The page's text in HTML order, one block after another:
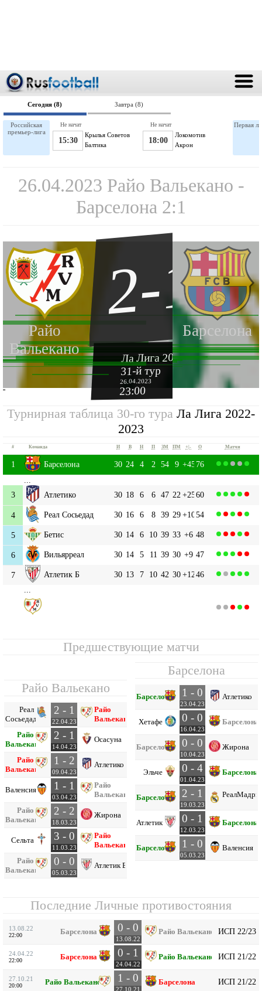
Сегодня (8) Завтра (8)
Российская
премьер-лига
Крылья Советов
15:30 Балтика
Не начат
Локомотив
18:00 Акрон
Не начат Первая
26.04.2023 Райо Вальекано -
Барселона 2:1
Райо
Вальекано
Барселона
2-1
Ла Лига 2022-2023
31-й тур
26.04.2023
23:00
''
Турнирная таблица 30-го тура Ла Лига 2022-
2023
# Команда И В Н П ЗМ ПМ +|- О Матчи
1 Барселона 30 24 4 2 54 9 +45 76
3
Атлетико 30 18 6 6 47 22 +2560
4 Реал Сосьедад 30 16 6 8 39 29+1054
5 Бетис 30 14 6 10 39 33 +6 48
6 Вильярреал 30 14 5 11 39 30 +9 47
7 Атлетик Б 30 13 7 10 42 30+1246
Предшествующие матчи
Райо Вальекано
Реал
Сосьедад
2 - 1
22.04.23
Райо
Вальекано
Райо
Вальекано
2 - 1
14.04.23
Осасуна
Райо
Вальекано
1 - 2
09.04.23
Атлетико
Валенсия 1 - 1
03.04.23
Райо
Вальекано
Райо
Вальекано
2 - 2
18.03.23
Жирона
Сельта 3 - 0
11.03.23
Райо
Вальекано
Райо
Вальекано
0 - 0
05.03.23
Атлетик Б
Барселона
Барселона 1 - 0
23.04.23
Атлетико
Хетафе 0 - 0
16.04.23
Барселона
Барселона 0 - 0
10.04.23
Жирона
Эльче 0 - 4
01.04.23
Барселона
Барселона 2 - 1
19.03.23
Реал
Атлетик Б 0 - 1
12.03.23
Барселона
Барселона 1 - 0
05.03.23
Валенсия
Последние Личные противостояния
13.08.22
22:00 Барселона 0 - 0
13.08.22
Райо Вальекано ИСП 22/23
24.04.22
22:00 Барселона 0 - 1
24.04.22
Райо Вальекано ИСП 21/22
27.10.21
20:00 Райо Вальекано 1 - 0
27.10.21
Барселона ИСП 21/22